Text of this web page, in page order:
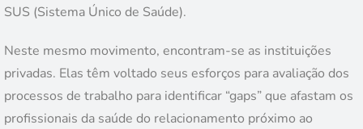
SUS (Sistema Único de Saúde).
Neste mesmo movimento, encontram-se as instituições
privadas. Elas têm voltado seus esforços para avaliação dos
processos de trabalho para identificar “gaps” que afastam os
profissionais da saúde do relacionamento próximo ao